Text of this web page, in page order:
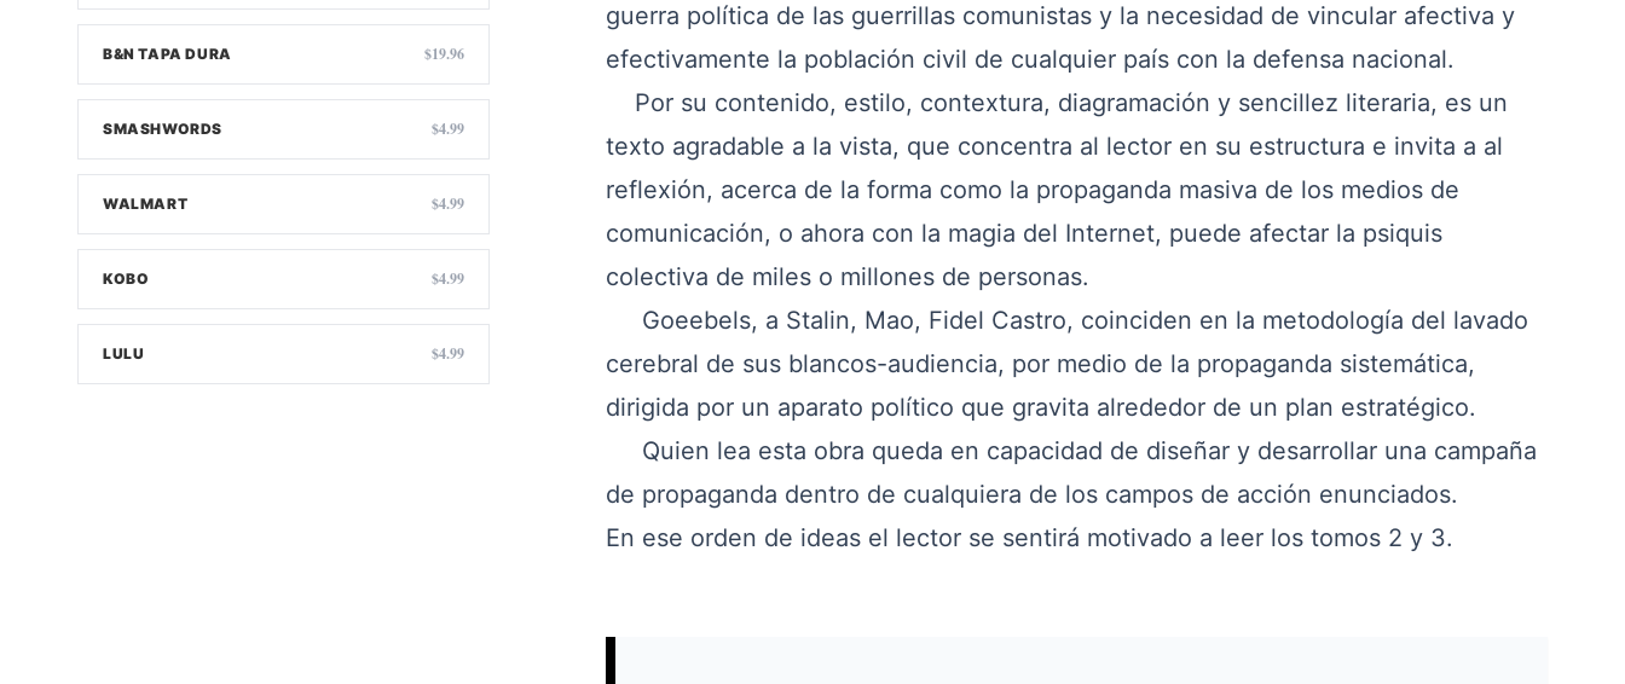
B&N TAPA DURA $19.96
SMASHWORDS $4.99
WALMART $4.99
KOBO $4.99
LULU $4.99
guerra política de las guerrillas comunistas y la necesidad de vincular afectiva y
efectivamente la población civil de cualquier país con la defensa nacional.
Por su contenido, estilo, contextura, diagramación y sencillez literaria, es un
texto agradable a la vista, que concentra al lector en su estructura e invita a al
reflexión, acerca de la forma como la propaganda masiva de los medios de
comunicación, o ahora con la magia del Internet, puede afectar la psiquis
colectiva de miles o millones de personas.
Goeebels, a Stalin, Mao, Fidel Castro, coinciden en la metodología del lavado
cerebral de sus blancos-audiencia, por medio de la propaganda sistemática,
dirigida por un aparato político que gravita alrededor de un plan estratégico.
Quien lea esta obra queda en capacidad de diseñar y desarrollar una campaña
de propaganda dentro de cualquiera de los campos de acción enunciados.
En ese orden de ideas el lector se sentirá motivado a leer los tomos 2 y 3.